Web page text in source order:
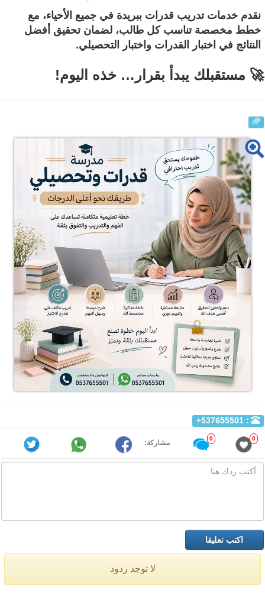
نقدم خدمات تدريب قدرات ببريدة في جميع الأحياء، مع
خطط مخصصة تناسب كل طالب، لضمان تحقيق أفضل
النتائج في اختبار القدرات واختبار التحصيلي.
🚀 مستقبلك يبدأ بقرار… خذه اليوم!
: 537655501+
0
0
مشاركة:
لا توجد ردود